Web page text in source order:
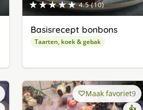
★★★★★ 4.5 (10)
Basisrecept bonbons
Taarten, koek & gebak
Maak favoriet9